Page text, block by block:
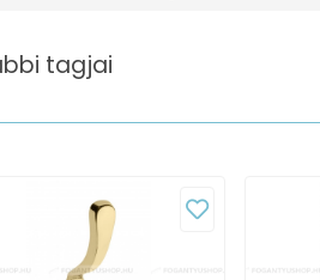
tagjai